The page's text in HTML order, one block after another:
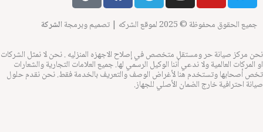
i
t
e
r
u
t
b
e
s
t
a
g
r
a
l
e
r
a
m
c
e
b
o
o
k
t
o
k
جميع الحقوق محفوظة © 2025 لموقع الشركه | تصميم وبرمجة الشركة
مركز صيانة حر ومستقل متخصص في إصلاح الاجهزه المنزليه . نحن لا نمثل الشركات
العالمية ولا ندعي أننا الوكيل الرسمي لها. جميع العلامات التجارية والشعارات
أصحابها وتستخدم هنا لأغراض الوصف والتعريف بالخدمة فقط. نحن نقدم حلول
احترافية خارج الضمان الأصلي للجهاز.